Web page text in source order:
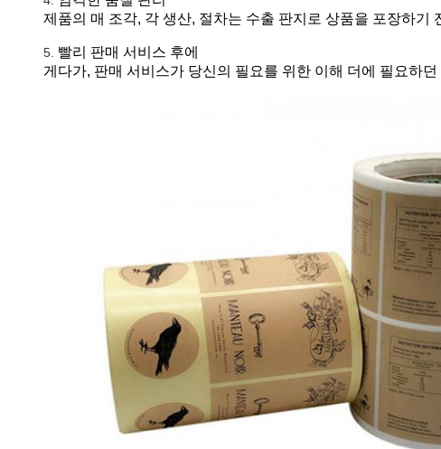
제품의 매 조각, 각 생산, 절차는 수출 판지로 상품을 포장하
5. 빨리 판매 서비스 후에
게다가, 판매 서비스가 당신의 필요를 위한 이해 더에 필요하